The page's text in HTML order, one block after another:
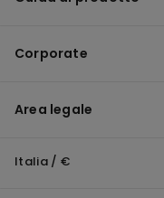
Corporate
Area legale
Italia / €